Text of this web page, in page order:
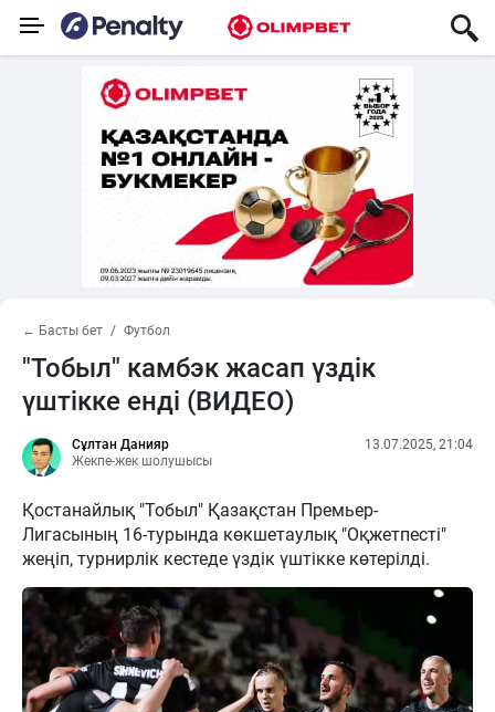
← Басты бет Футбол
"Тобыл" камбэк жасап үздік
үштікке енді (ВИДЕО)
Сұлтан Данияр
Жекпе-жек шолушысы
13.07.2025, 21:04
Қостанайлық "Тобыл" Қазақстан Премьер-
Лигасының 16-турында көкшетаулық "Оқжетпесті"
жеңіп, турнирлік кестеде үздік үштікке көтерілді.